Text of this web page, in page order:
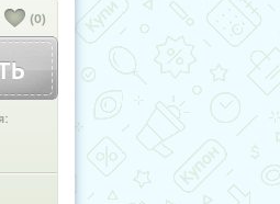
(0)